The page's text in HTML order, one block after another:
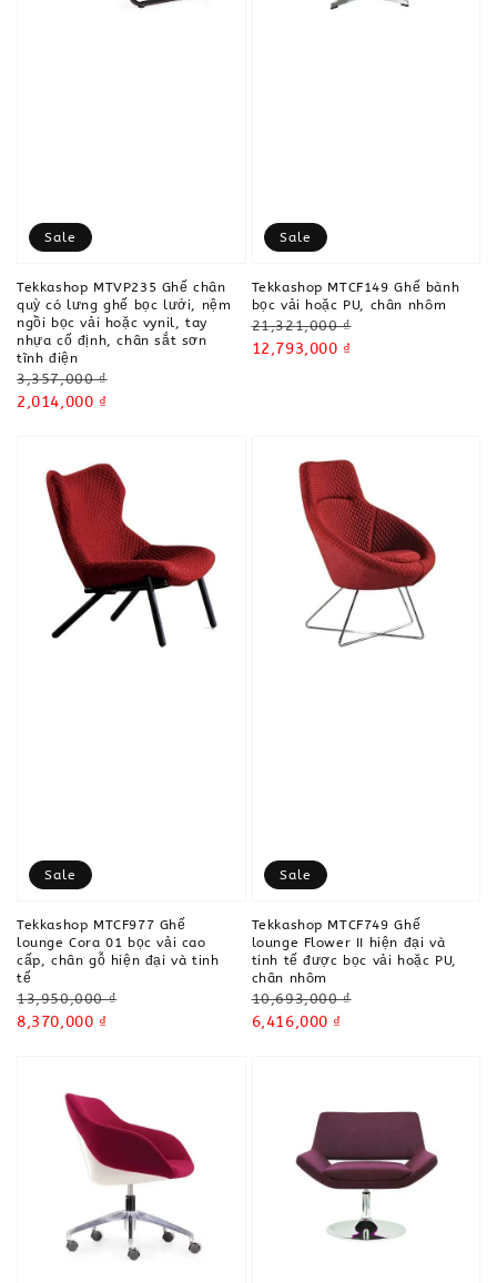
Sale
Tekkashop MTVP235 Ghế chân
quỳ có lưng ghế bọc lưới, nệm
ngồi bọc vải hoặc vynil, tay
nhựa cố định, chân sắt sơn
tĩnh điện
Regular
price
3,357,000 ₫
Sale
2,014,000 ₫
Sale
Tekkashop MTCF149 Ghế bành
bọc vải hoặc PU, chân nhôm
Regular
price
21,321,000 ₫
Sale
12,793,000 ₫
Sale
Tekkashop MTCF977 Ghế
lounge Cora 01 bọc vải cao
cấp, chân gỗ hiện đại và tinh
tế
Regular
price
13,950,000 ₫
Sale
8,370,000 ₫
Sale
Tekkashop MTCF749 Ghế
lounge Flower II hiện đại và
tinh tế được bọc vải hoặc PU,
chân nhôm
Regular
price
10,693,000 ₫
Sale
6,416,000 ₫